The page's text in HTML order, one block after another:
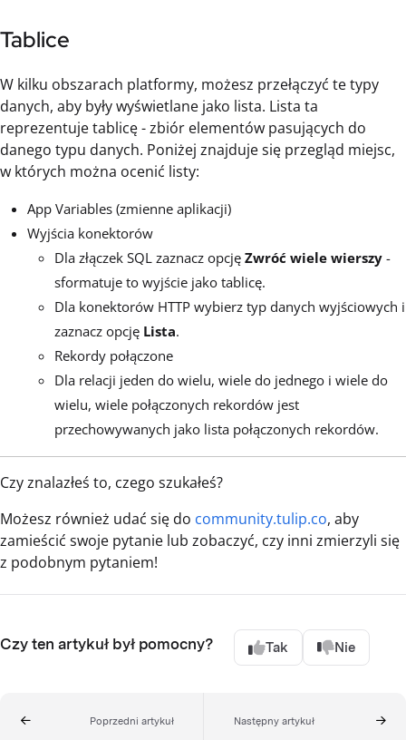
Tablice
W kilku obszarach platformy, możesz przełączyć te typy
danych, aby były wyświetlane jako lista. Lista ta
reprezentuje tablicę - zbiór elementów pasujących do
danego typu danych. Poniżej znajduje się przegląd miejsc,
w których można ocenić listy:
App Variables (zmienne aplikacji)
Wyjścia konektorów
Dla złączek SQL zaznacz opcję Zwróć wiele wierszy -
sformatuje to wyjście jako tablicę.
Dla konektorów HTTP wybierz typ danych wyjściowych i
zaznacz opcję Lista.
Rekordy połączone
Dla relacji jeden do wielu, wiele do jednego i wiele do
wielu, wiele połączonych rekordów jest
przechowywanych jako lista połączonych rekordów.
Czy znalazłeś to, czego szukałeś?
Możesz również udać się do community.tulip.co, aby
zamieścić swoje pytanie lub zobaczyć, czy inni zmierzyli się
z podobnym pytaniem!
Czy ten artykuł był pomocny? Tak Nie
Poprzedni artykuł Następny artykuł